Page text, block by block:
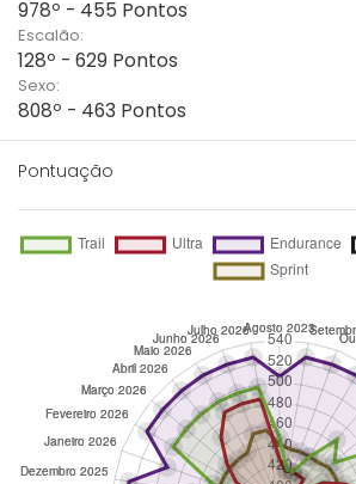
978º - 455 Pontos
Escalão:
128º - 629 Pontos
Sexo:
808º - 463 Pontos
Pontuação